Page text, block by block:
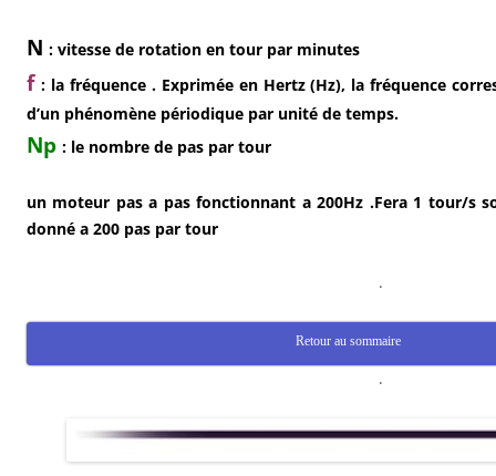
N : vitesse de rotation en tour par minutes
f : la fréquence . Exprimée en Hertz (Hz), la fréquence
d’un phénomène périodique par unité de temps.
Np : le nombre de pas par tour
un moteur pas a pas fonctionnant a 200Hz .Fera 1 tour/
donné a 200 pas par tour
.
Retour au sommaire
.